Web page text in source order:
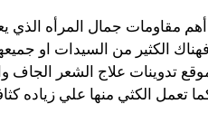
مقاومات جمال المرأه الذي
الكثير من السيدات او
تدوينات علاج الشعر
تعمل الكثي منها علي زياده